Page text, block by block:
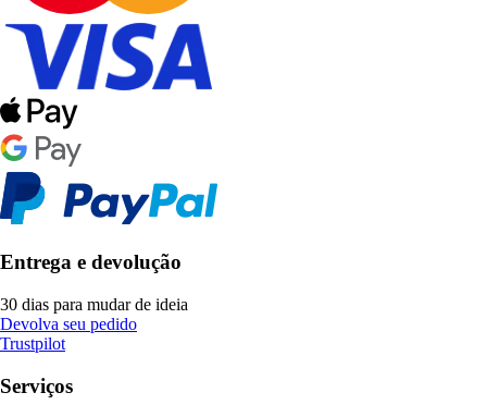
Entrega e devolução
30 dias para mudar de ideia
Devolva seu pedido
Trustpilot
Serviços